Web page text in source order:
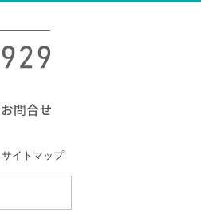
サイトマップ